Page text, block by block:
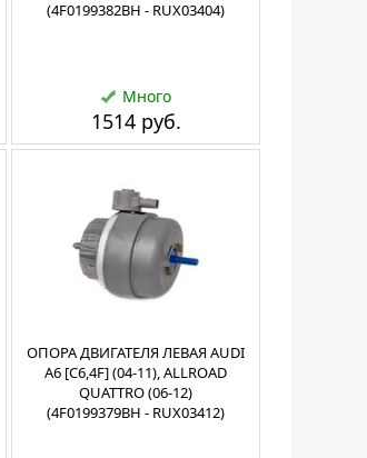
(4F0199382BH - RUX03404)
Много
1514 руб.
ОПОРА ДВИГАТЕЛЯ ЛЕВАЯ AUDI
A6 [C6,4F] (04-11), ALLROAD
QUATTRO (06-12)
(4F0199379BH - RUX03412)